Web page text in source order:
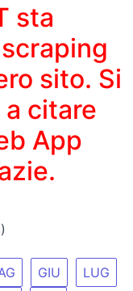
sta
sito. Si
citare
App
)
GIU
LUG